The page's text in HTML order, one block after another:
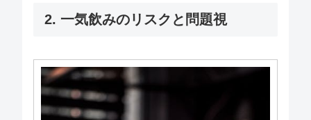
2. 一気飲みのリスクと問題視